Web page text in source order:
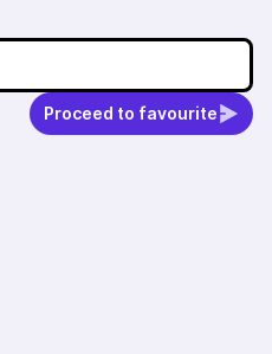
Proceed to favourite